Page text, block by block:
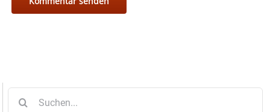
nach: